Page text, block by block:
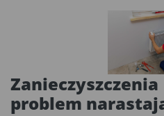
problem